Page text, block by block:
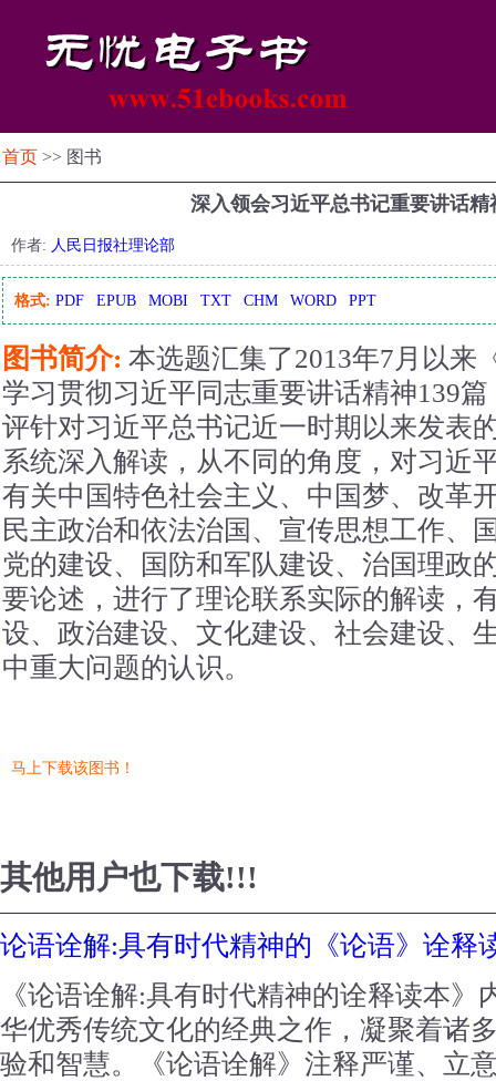
首页 >> 图书
深入领会习近平总书记重要讲话
作者: 人民日报社理论部
格式: PDF EPUB MOBI TXT CHM WORD PPT
图书简介: 本选题汇集了2013年7月以来
学习贯彻习近平同志重要讲话精神139
评针对习近平总书记近一时期以来发表
系统深入解读，从不同的角度，对习近
有关中国特色社会主义、中国梦、改革
民主政治和依法治国、宣传思想工作、
党的建设、国防和军队建设、治国理政
要论述，进行了理论联系实际的解读，
设、政治建设、文化建设、社会建设、
中重大问题的认识。
马上下载该图书！
其他用户也下载!!!
论语诠解:具有时代精神的《论语》诠释
《论语诠解:具有时代精神的诠释读本
华优秀传统文化的经典之作，凝聚着诸
验和智慧。《论语诠解》注释严谨、立